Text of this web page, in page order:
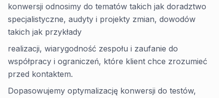
konwersji odnosimy do tematów takich jak doradztwo
specjalistyczne, audyty i projekty zmian, dowodów
takich jak przykłady
realizacji, wiarygodność zespołu i zaufanie do
współpracy i ograniczeń, które klient chce zrozumieć
przed kontaktem.
Dopasowujemy optymalizację konwersji do testów,